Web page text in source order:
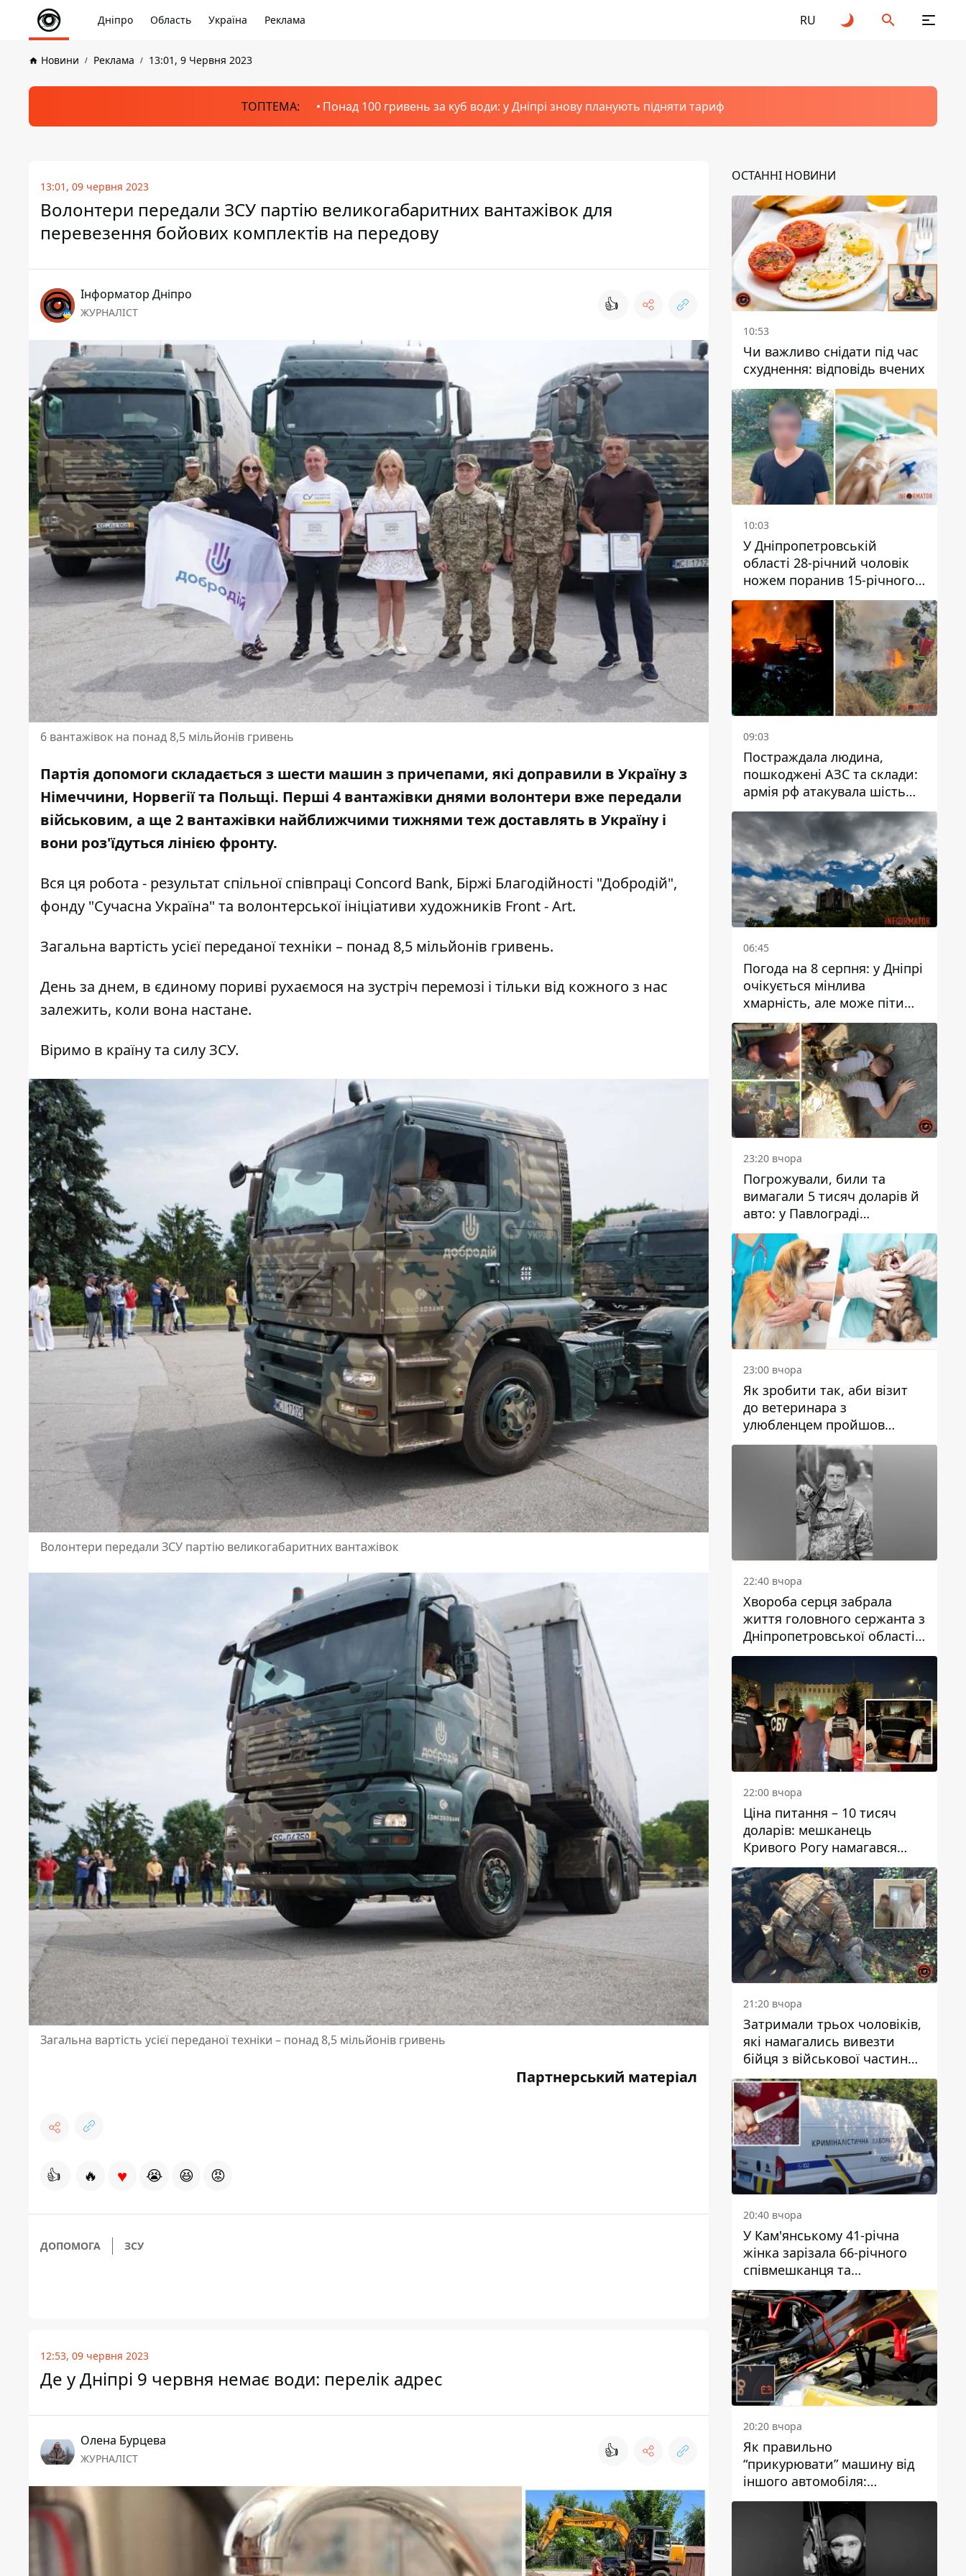
Дніпро Область Україна Реклама RU
Новини Реклама 13:01, 9 Червня 2023
ТОПТЕМА: Понад 100 гривень за куб води: у Дніпрі знову планують підняти тариф
13:01, 09 червня 2023
Волонтери передали ЗСУ партію великогабаритних вантажівок для
перевезення бойових комплектів на передову
Інформатор Дніпро
ЖУРНАЛІСТ 👍
6 вантажівок на понад 8,5 мільйонів гривень
Партія допомоги складається з шести машин з причепами, які доправили в Україну з
Німеччини, Норвегії та Польщі. Перші 4 вантажівки днями волонтери вже передали
військовим, а ще 2 вантажівки найближчими тижнями теж доставлять в Україну і
вони роз'їдуться лінією фронту.
Вся ця робота - результат спільної співпраці Concord Bank, Біржі Благодійності "Добродій",
фонду "Сучасна Україна" та волонтерської ініціативи художників Front - Art.
Загальна вартість усієї переданої техніки – понад 8,5 мільйонів гривень.
День за днем, в єдиному пориві рухаємося на зустріч перемозі і тільки від кожного з нас
залежить, коли вона настане.
Віримо в країну та силу ЗСУ.
Волонтери передали ЗСУ партію великогабаритних вантажівок
Загальна вартість усієї переданої техніки – понад 8,5 мільйонів гривень
Партнерський матеріал
👍 🔥 ♥ 😭 😆 😡
ДОПОМОГА ЗСУ
12:53, 09 червня 2023
Де у Дніпрі 9 червня немає води: перелік адрес
Олена Бурцева
ЖУРНАЛІСТ 👍
ОСТАННІ НОВИНИ
10:53
Чи важливо снідати під час
схуднення: відповідь вчених
10:03
У Дніпропетровській
області 28-річний чоловік
ножем поранив 15-річного
хлопця
09:03
Постраждала людина,
пошкоджені АЗС та склади:
армія рф атакувала шість
районів Дніпропетровської
області
06:45
Погода на 8 серпня: у Дніпрі
очікується мінлива
хмарність, але може піти
дощ
23:20 вчора
Погрожували, били та
вимагали 5 тисяч доларів й
авто: у Павлограді
затримали двох чоловіків
23:00 вчора
Як зробити так, аби візит
до ветеринара з
улюбленцем пройшов
спокійно: прості поради
22:40 вчора
Хвороба серця забрала
життя головного сержанта з
Дніпропетровської області
Юрія Свистуна
22:00 вчора
Ціна питання – 10 тисяч
доларів: мешканець
Кривого Рогу намагався
переправити чоловіка до
Словаччини
21:20 вчора
Затримали трьох чоловіків,
які намагались вивезти
бійця з військової частини
до Дніпра за 7 тисяч
доларів: серед них був лікар
20:40 вчора
У Кам'янському 41-річна
жінка зарізала 66-річного
співмешканця та
намагалась обманути
поліцейських
20:20 вчора
Як правильно
“прикурювати” машину від
іншого автомобіля:
інструкція для водіїв